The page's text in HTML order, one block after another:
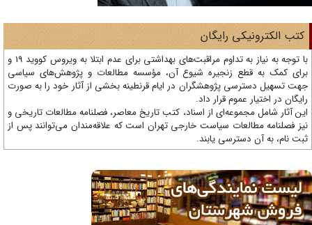
الکترونیکی رایگان
با توجه به نیاز به تداوم مراقبت‌های بهداشتی برای عدم ابتلا به ویروس کووید 19 و
کمک به قطع زنجیره شیوع آن، مؤسسه مطالعات و پژوهش‌های سیاسی
تسهیل دسترسی پژوهشگران در ایام قرنطینه بخشی از آثار خود را به صورت
در اختیار عموم قرار داد.
آثار شامل مجموعه‌ای از اسناد، کتب تاریخ معاصر، فصلنامه‌ مطالعات تاریخی و
فصلنامه مطالعات سیاست خارجی تهران است که علاقه‌مندان می‌توانند پس از
نام، به آن دسترسی یابند.